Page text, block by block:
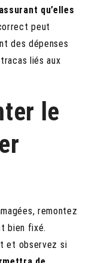
qu’elles
peut
des dépenses
liés aux
le
remontez
bien fixé.
et observez si